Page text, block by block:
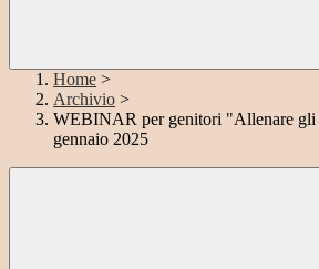
Home >
Archivio >
WEBINAR per genitori "Allenare gli
gennaio 2025